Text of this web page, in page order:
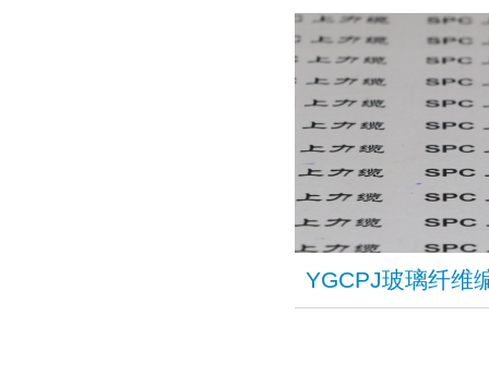
YGCPJ玻璃纤维